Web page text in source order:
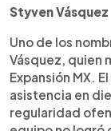
el liderato
gol en
objetivos
Styven Vásquez
Uno de los
Vásquez, quien
Expansión MX.
asistencia en
regularidad